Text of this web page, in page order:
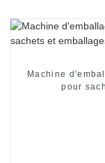
Machine
pour